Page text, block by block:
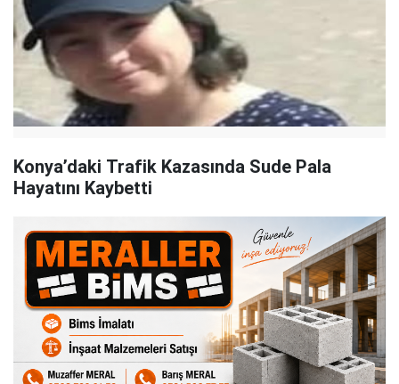
Konya’daki Trafik Kazasında Sude Pala
Hayatını Kaybetti